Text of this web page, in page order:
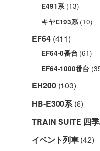
E491系 (13)
キヤE193系 (10)
EF64 (411)
EF64-0番台 (61)
EF64-1000番台
EH200 (103)
HB-E300系 (8)
TRAIN SUITE 四
イベント列車 (42)